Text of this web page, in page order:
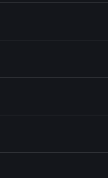
otros tokens de Solana
carteras usando el
Solflare